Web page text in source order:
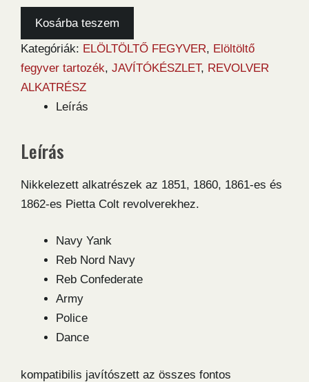
1860/
1861/
1862
javítókészlet
Kosárba teszem
Kategóriák: ELÖLTÖLTŐ FEGYVER, Elöltöltő
fegyver tartozék, JAVÍTÓKÉSZLET, REVOLVER
ALKATRÉSZ
Leírás
Leírás
Nikkelezett alkatrészek az 1851, 1860, 1861-es és
1862-es Pietta Colt revolverekhez.
Navy Yank
Reb Nord Navy
Reb Confederate
Army
Police
Dance
kompatibilis javítószett az összes fontos